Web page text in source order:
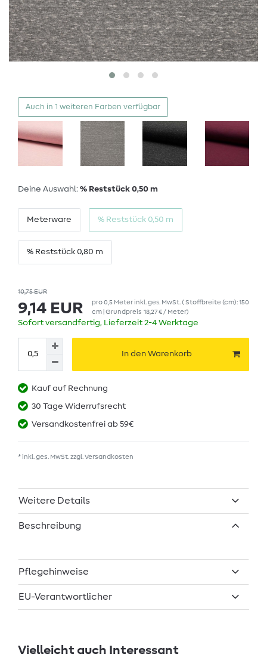
Auch in 1 weiteren Farben verfügbar
Deine Auswahl: % Reststück 0,50 m
Meterware % Reststück 0,50 m
% Reststück 0,80 m
10,75 EUR
9,14 EUR pro0,5 Meterinkl. ges. MwSt. ( Stoffbreite (cm): 150
cm | Grundpreis 18,27 € / Meter)
Sofort versandfertig, Lieferzeit 2-4 Werktage
In den Warenkorb
Kauf auf Rechnung
30 Tage Widerrufsrecht
Versandkostenfrei ab 59€
* inkl. ges. MwSt. zzgl. Versandkosten
Weitere Details
Beschreibung
Pflegehinweise
EU-Verantwortlicher
Vielleicht auch Interessant